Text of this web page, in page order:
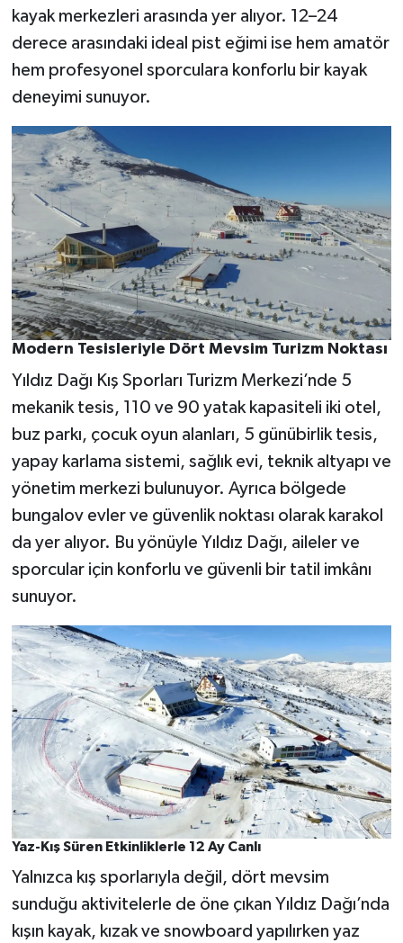
kayak merkezleri arasında yer alıyor. 12–24
derece arasındaki ideal pist eğimi ise hem amatör
hem profesyonel sporculara konforlu bir kayak
deneyimi sunuyor.
Modern Tesisleriyle Dört Mevsim Turizm Noktası
Yıldız Dağı Kış Sporları Turizm Merkezi’nde 5
mekanik tesis, 110 ve 90 yatak kapasiteli iki otel,
buz parkı, çocuk oyun alanları, 5 günübirlik tesis,
yapay karlama sistemi, sağlık evi, teknik altyapı ve
yönetim merkezi bulunuyor. Ayrıca bölgede
bungalov evler ve güvenlik noktası olarak karakol
da yer alıyor. Bu yönüyle Yıldız Dağı, aileler ve
sporcular için konforlu ve güvenli bir tatil imkânı
sunuyor.
Yaz-Kış Süren Etkinliklerle 12 Ay Canlı
Yalnızca kış sporlarıyla değil, dört mevsim
sunduğu aktivitelerle de öne çıkan Yıldız Dağı’nda
kışın kayak, kızak ve snowboard yapılırken yaz